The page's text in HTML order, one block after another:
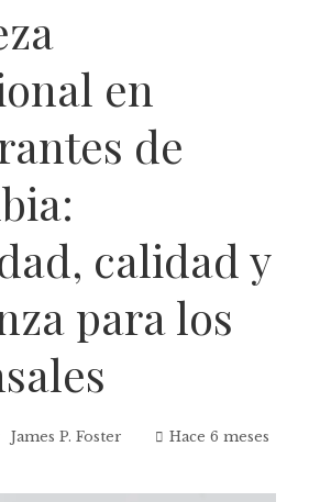
en
de
calidad y
para los
James P. Foster Hace 6 meses